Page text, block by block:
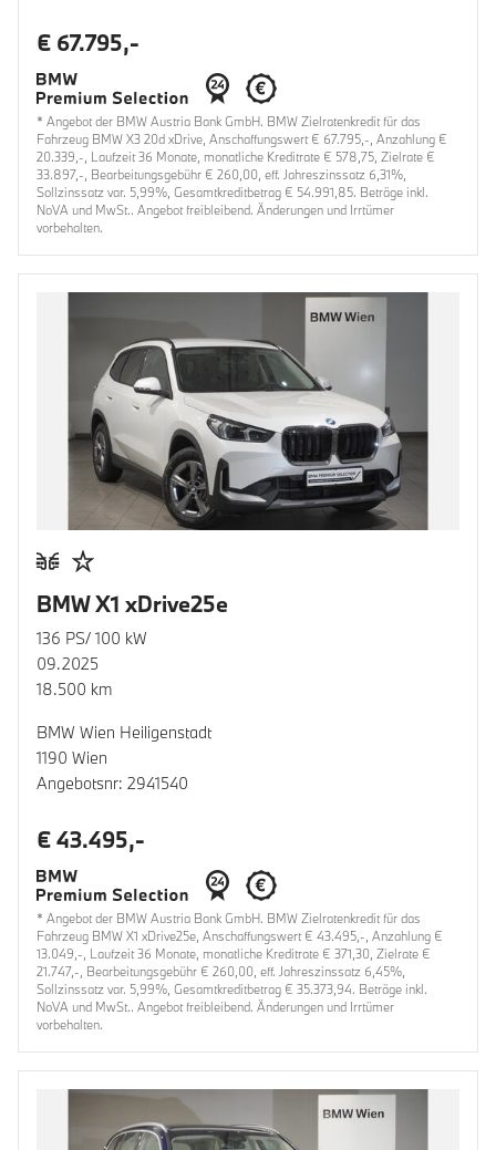
€ 67.795,-
* Angebot der BMW Austria Bank GmbH. BMW Zielratenkredit für das
Fahrzeug BMW X3 20d xDrive, Anschaffungswert € 67.795,-, Anzahlung €
20.339,-, Laufzeit 36 Monate, monatliche Kreditrate € 578,75, Zielrate €
33.897,-, Bearbeitungsgebühr € 260,00, eff. Jahreszinssatz 6,31%,
Sollzinssatz var. 5,99%, Gesamtkreditbetrag € 54.991,85. Beträge inkl.
NoVA und MwSt.. Angebot freibleibend. Änderungen und Irrtümer
vorbehalten.
BMW X1 xDrive25e
136 PS/ 100 kW
09.2025
18.500 km
BMW Wien Heiligenstadt
1190 Wien
Angebotsnr: 2941540
€ 43.495,-
* Angebot der BMW Austria Bank GmbH. BMW Zielratenkredit für das
Fahrzeug BMW X1 xDrive25e, Anschaffungswert € 43.495,-, Anzahlung €
13.049,-, Laufzeit 36 Monate, monatliche Kreditrate € 371,30, Zielrate €
21.747,-, Bearbeitungsgebühr € 260,00, eff. Jahreszinssatz 6,45%,
Sollzinssatz var. 5,99%, Gesamtkreditbetrag € 35.373,94. Beträge inkl.
NoVA und MwSt.. Angebot freibleibend. Änderungen und Irrtümer
vorbehalten.